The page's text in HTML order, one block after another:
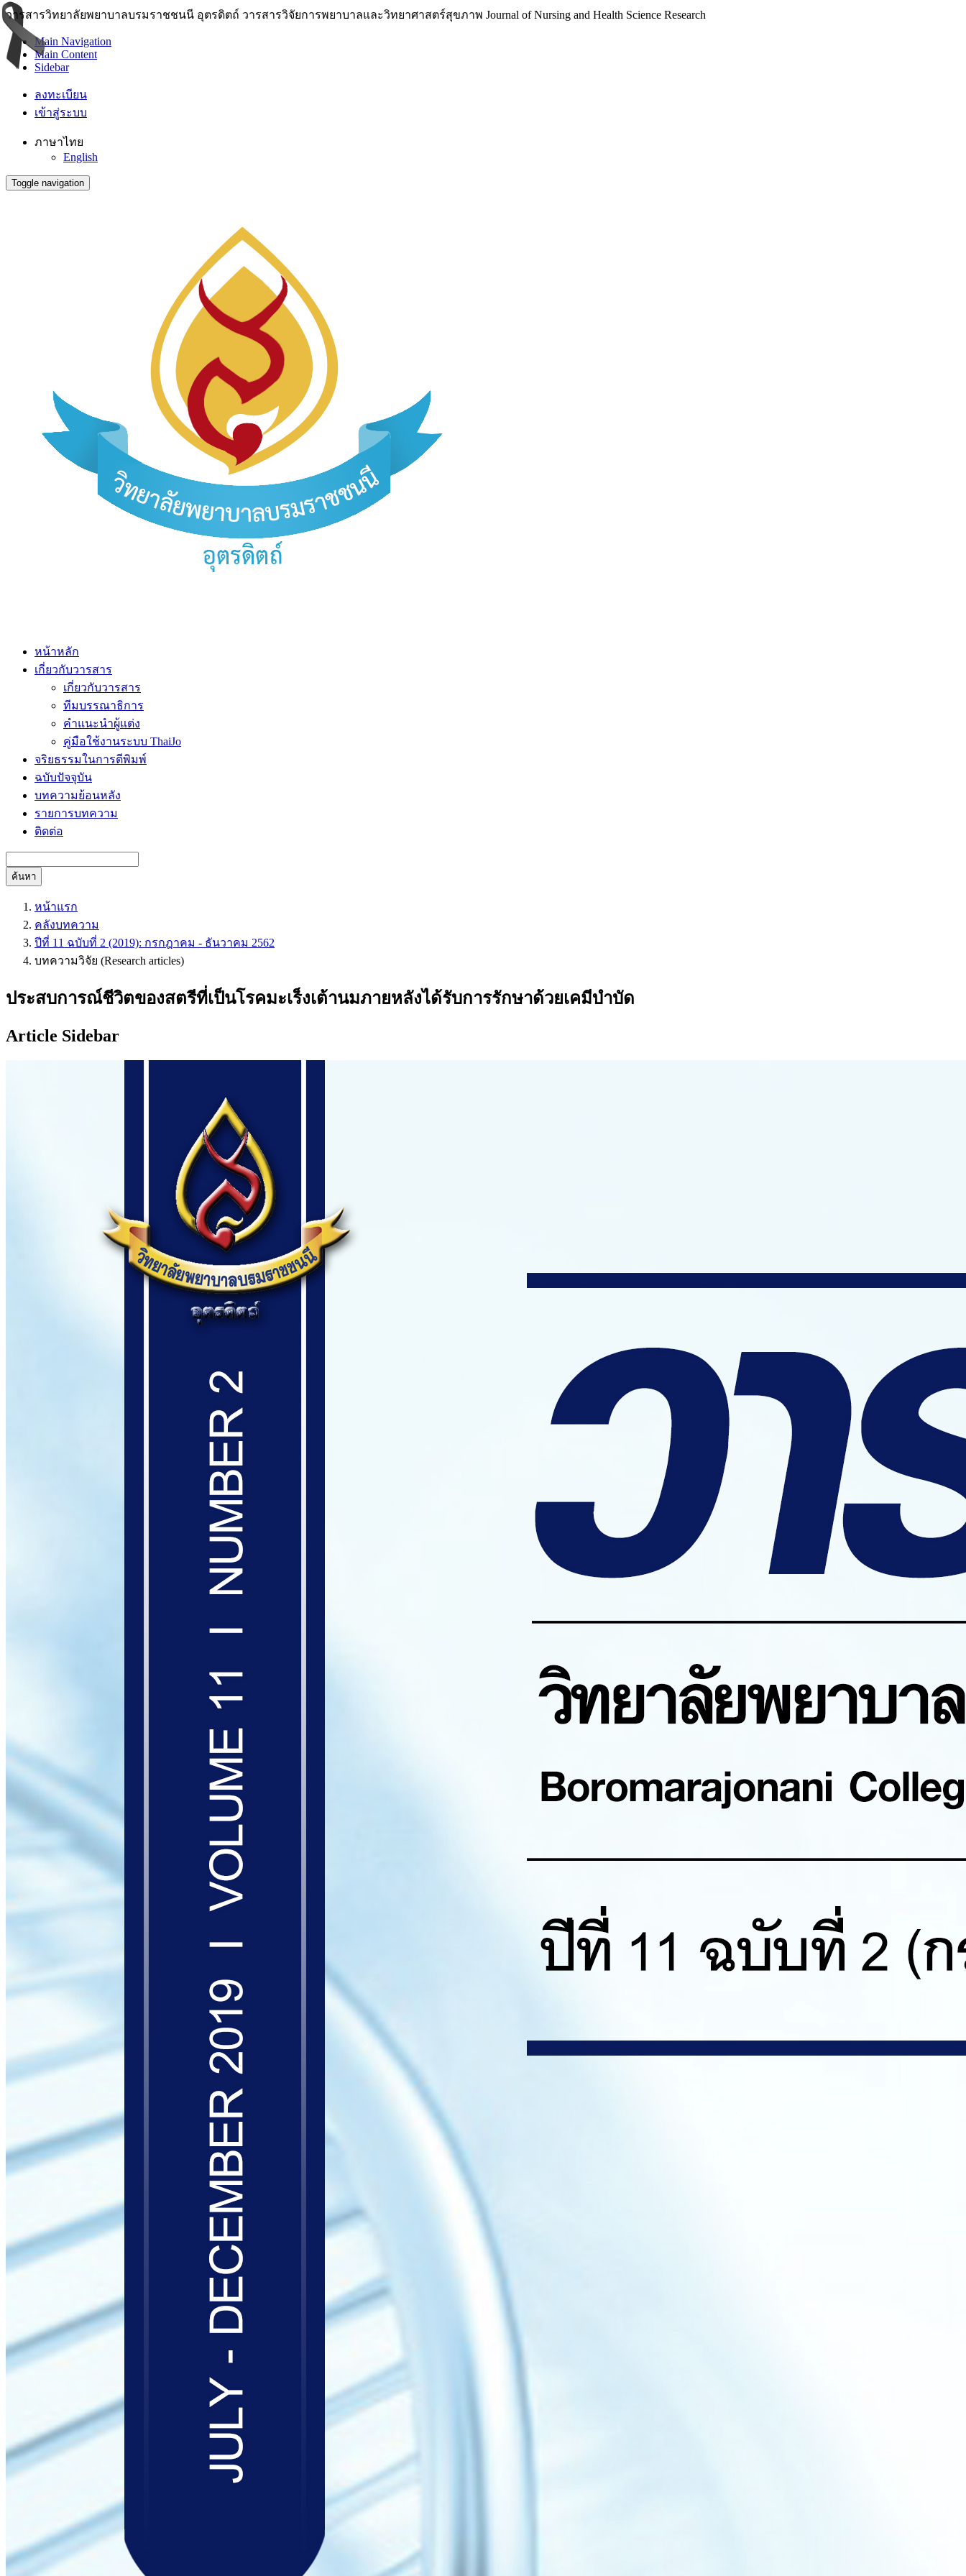
วารสารวิทยาลัยพยาบาลบรมราชชนนี อุตรดิตถ์ วารสารวิจัยการพยาบาลและวิทยาศาสตร์สุขภาพ Journal of Nursing and Health Science Research
Main Navigation
Main Content
Sidebar
ลงทะเบียน
เข้าสู่ระบบ
ภาษาไทย
English
Toggle navigation
หน้าหลัก
เกี่ยวกับวารสาร
เกี่ยวกับวารสาร
ทีมบรรณาธิการ
คำแนะนำผู้แต่ง
คู่มือใช้งานระบบ ThaiJo
จริยธรรมในการตีพิมพ์
ฉบับปัจจุบัน
บทความย้อนหลัง
รายการบทความ
ติดต่อ
ค้นหา
หน้าแรก
คลังบทความ
ปีที่ 11 ฉบับที่ 2 (2019): กรกฎาคม - ธันวาคม 2562
บทความวิจัย (Research articles)
ประสบการณ์ชีวิตของสตรีที่เป็นโรคมะเร็งเต้านมภายหลังได้รับการรักษาด้วยเคมีบำบัด
Article Sidebar